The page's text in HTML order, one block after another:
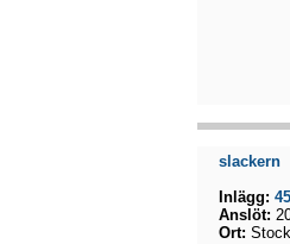
slackern
Inlägg:
Anslöt:
Ort: